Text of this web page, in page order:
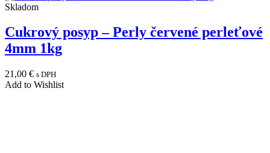
Skladom
Cukrový posyp – Perly červené perleťové
4mm 1kg
21,00 € s DPH
Add to Wishlist